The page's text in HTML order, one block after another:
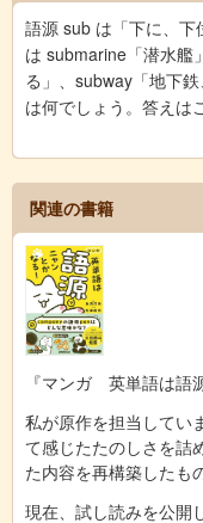
語源 sub は「下に、
は submarine「潜水艦
る」、subway「地下
は何でしょう。答えは
関連の書籍
『マンガ 英単語は語
私が原作を担当してい
て感じたたのしさを詰
た内容を再構築したも
現在、試し読みを公開